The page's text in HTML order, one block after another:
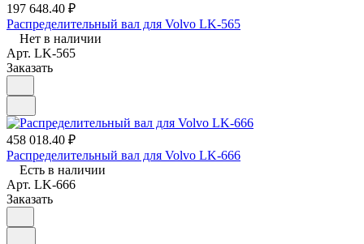
197 648.40 ₽
Распределительный вал для Volvo LK-565
Нет в наличии
Арт. LK-565
Заказать
458 018.40 ₽
Распределительный вал для Volvo LK-666
Есть в наличии
Арт. LK-666
Заказать